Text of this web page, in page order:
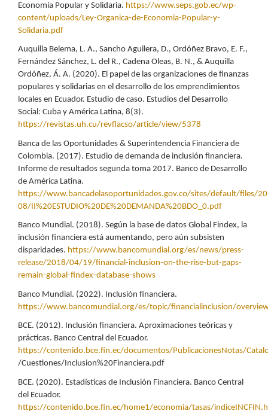
Economía Popular y Solidaria. https://www.seps.gob.ec/wp-
content/uploads/Ley-Organica-de-Economia-Popular-y-
Solidaria.pdf
Auquilla Belema, L. A., Sancho Aguilera, D., Ordóñez Bravo, E. F.,
Fernández Sánchez, L. del R., Cadena Oleas, B. N., & Auquilla
Ordóñez, Á. A. (2020). El papel de las organizaciones de finanzas
populares y solidarias en el desarrollo de los emprendimientos
locales en Ecuador. Estudio de caso. Estudios del Desarrollo
Social: Cuba y América Latina, 8(3).
https://revistas.uh.cu/revflacso/article/view/5378
Banca de las Oportunidades & Superintendencia Financiera de
Colombia. (2017). Estudio de demanda de inclusión financiera.
Informe de resultados segunda toma 2017. Banco de Desarrollo
de América Latina.
https://www.bancadelasoportunidades.gov.co/sites/default/files/
08/II%20ESTUDIO%20DE%20DEMANDA%20BDO_0.pdf
Banco Mundial. (2018). Según la base de datos Global Findex, la
inclusión financiera está aumentando, pero aún subsisten
disparidades. https://www.bancomundial.org/es/news/press-
release/2018/04/19/financial-inclusion-on-the-rise-but-gaps-
remain-global-findex-database-shows
Banco Mundial. (2022). Inclusión financiera.
https://www.bancomundial.org/es/topic/financialinclusion/
BCE. (2012). Inclusión financiera. Aproximaciones teóricas y
prácticas. Banco Central del Ecuador.
https://contenido.bce.fin.ec/documentos/PublicacionesNotas/
/Cuestiones/Inclusion%20Financiera.pdf
BCE. (2020). Estadísticas de Inclusión Financiera. Banco Central
del Ecuador.
https://contenido.bce.fin.ec/home1/economia/tasas/